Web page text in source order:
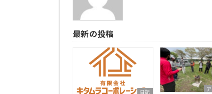
最新の投稿
日記